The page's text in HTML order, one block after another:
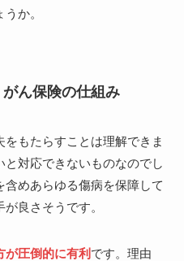
か。
ん保険の仕組み
もたらすことは理解できま
と対応できないものなのでし
含めあらゆる傷病を保障して
良さそうです。
が圧倒的に有利 です。理由